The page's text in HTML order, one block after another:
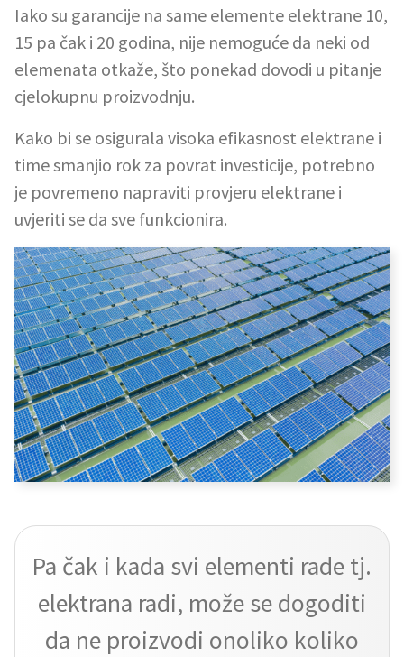
Iako su garancije na same elemente elektrane 10,
15 pa čak i 20 godina, nije nemoguće da neki od
elemenata otkaže, što ponekad dovodi u pitanje
cjelokupnu proizvodnju.
Kako bi se osigurala visoka efikasnost elektrane i
time smanjio rok za povrat investicije, potrebno
je povremeno napraviti provjeru elektrane i
uvjeriti se da sve funkcionira.
Pa čak i kada svi elementi rade tj.
elektrana radi, može se dogoditi
da ne proizvodi onoliko koliko